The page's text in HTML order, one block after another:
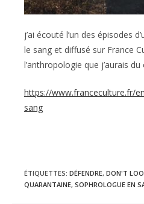
j’ai écouté l’un des épisodes
le sang et diffusé sur France
l’anthropologie que j’aurais du
https://www.franceculture.fr/
sang
ÉTIQUETTES: DÉFENDRE, DON'T
QUARANTAINE, SOPHROLOGUE EN